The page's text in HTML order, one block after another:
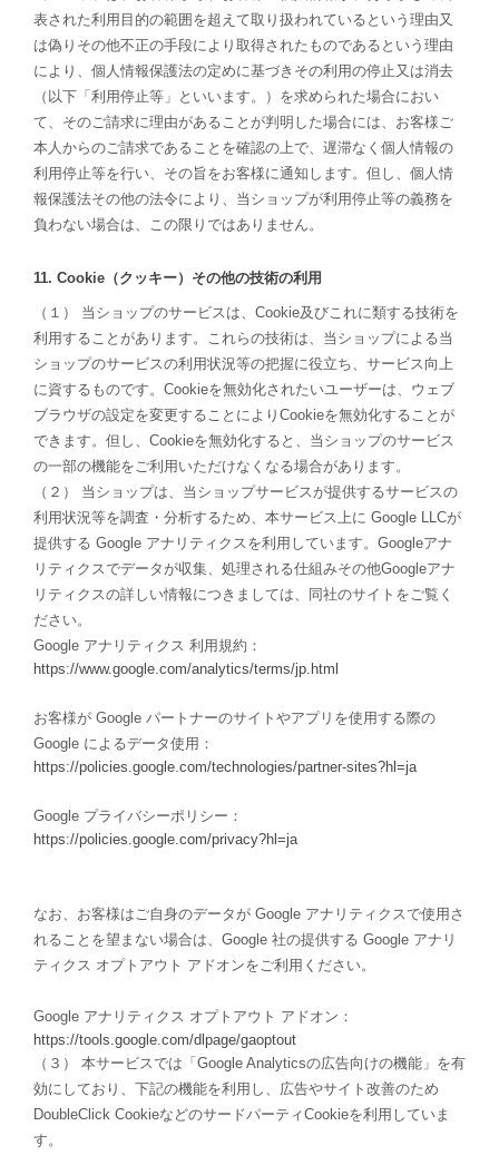
表された利用目的の範囲を超えて取り扱われているという理由又
は偽りその他不正の手段により取得されたものであるという理由
により、個人情報保護法の定めに基づきその利用の停止又は消去
（以下「利用停止等」といいます。）を求められた場合におい
て、そのご請求に理由があることが判明した場合には、お客様ご
本人からのご請求であることを確認の上で、遅滞なく個人情報の
利用停止等を行い、その旨をお客様に通知します。但し、個人情
報保護法その他の法令により、当ショップが利用停止等の義務を
負わない場合は、この限りではありません。
11. Cookie（クッキー）その他の技術の利用
（１） 当ショップのサービスは、Cookie及びこれに類する技術を
利用することがあります。これらの技術は、当ショップによる当
ショップのサービスの利用状況等の把握に役立ち、サービス向上
に資するものです。Cookieを無効化されたいユーザーは、ウェブ
ブラウザの設定を変更することによりCookieを無効化することが
できます。但し、Cookieを無効化すると、当ショップのサービス
の一部の機能をご利用いただけなくなる場合があります。
（２） 当ショップは、当ショップサービスが提供するサービスの
利用状況等を調査・分析するため、本サービス上に Google LLCが
提供する Google アナリティクスを利用しています。Googleアナ
リティクスでデータが収集、処理される仕組みその他Googleアナ
リティクスの詳しい情報につきましては、同社のサイトをご覧く
ださい。
Google アナリティクス 利用規約：
https://www.google.com/analytics/terms/jp.html
お客様が Google パートナーのサイトやアプリを使用する際の
Google によるデータ使用：
https://policies.google.com/technologies/partner-sites?hl=ja
Google プライバシーポリシー：
https://policies.google.com/privacy?hl=ja
なお、お客様はご自身のデータが Google アナリティクスで使用さ
れることを望まない場合は、Google 社の提供する Google アナリ
ティクス オプトアウト アドオンをご利用ください。
Google アナリティクス オプトアウト アドオン：
https://tools.google.com/dlpage/gaoptout
（３） 本サービスでは「Google Analyticsの広告向けの機能」を有
効にしており、下記の機能を利用し、広告やサイト改善のため
DoubleClick CookieなどのサードパーティCookieを利用していま
す。